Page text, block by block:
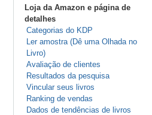
Loja da Amazon e página de
detalhes
Categorias do KDP
Ler amostra (Dê uma Olhada no
Livro)
Avaliação de clientes
Resultados da pesquisa
Vincular seus livros
Ranking de vendas
Dados de tendências de livros